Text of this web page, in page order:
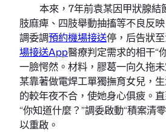
本來，7年前袁某因甲狀腺結
肢麻痺、四肢舉動抽搐等不良反
調委調預約機場接送停，后告狀
場接送App醫療判定需求的相干“
一臉愕然。材料，膠葛一向久拖未
某靠著做電焊工單獨撫育女兒，
的較年夜不合，使她身心俱疲。
“你知道什麼？”調委啟動“積案清
以重啟。